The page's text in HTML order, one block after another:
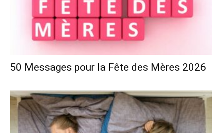
50 Messages pour la Fête des Mères 2026